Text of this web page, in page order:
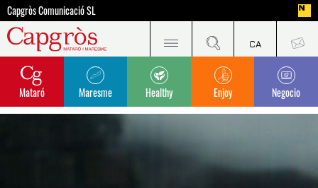
Capgròs Comunicació SL
Mataró Maresme Healthy Enjoy Negocio